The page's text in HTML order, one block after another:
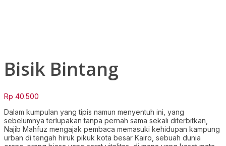
Bisik Bintang
Rp 40.500
Dalam kumpulan yang tipis namun menyentuh ini, yang
sebelumnya terlupakan tanpa pernah sama sekali diterbitkan,
Najib Mahfuz mengajak pembaca memasuki kehidupan kampung
urban di tengah hiruk pikuk kota besar Kairo, sebuah dunia